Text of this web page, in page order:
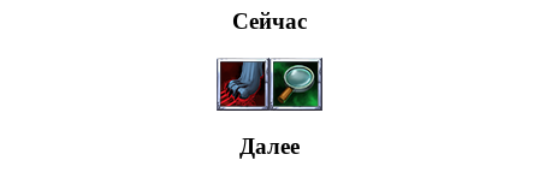
Сейчас
Далее